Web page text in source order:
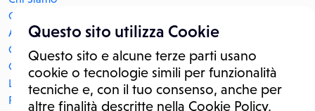
Questo sito utilizza Cookie
Questo sito e alcune terze parti usano
cookie o tecnologie simili per funzionalità
tecniche e, con il tuo consenso, anche per
altre finalità descritte nella Cookie Policy,
Corporate blog
Ad Policy
Contattaci
Certificazioni
Lavora con noi
POR FESR CAMPANIA 2014/2020